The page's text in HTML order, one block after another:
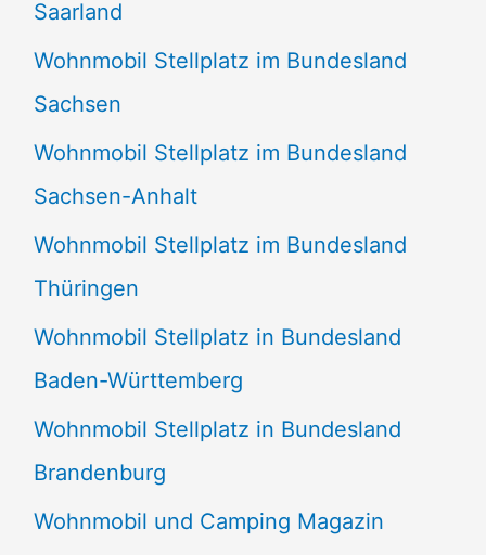
Saarland
Wohnmobil Stellplatz im Bundesland
Sachsen
Wohnmobil Stellplatz im Bundesland
Sachsen-Anhalt
Wohnmobil Stellplatz im Bundesland
Thüringen
Wohnmobil Stellplatz in Bundesland
Baden-Württemberg
Wohnmobil Stellplatz in Bundesland
Brandenburg
Wohnmobil und Camping Magazin